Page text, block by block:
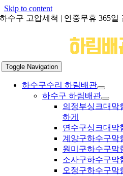
Skip to content
하수구 고압세척 | 연중무휴 365일
Toggle Navigation
하수구수리 하림배관
하수구 하림배관
의정부싱크대막
하게
연수구싱크대막
계양구하수구막
원미구하수구막
소사구하수구막
오정구하수구막